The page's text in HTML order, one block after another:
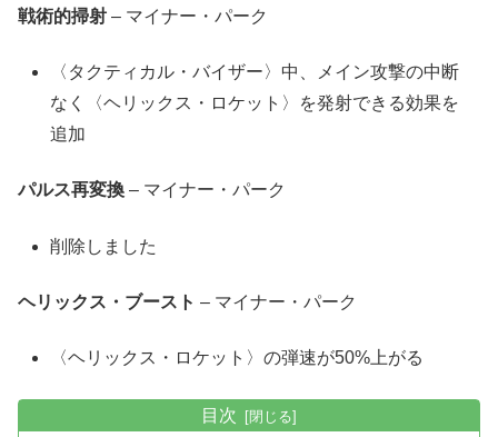
戦術的掃射 – マイナー・パーク
〈タクティカル・バイザー〉中、メイン攻撃の中断
なく〈ヘリックス・ロケット〉を発射できる効果を
追加
パルス再変換 – マイナー・パーク
削除しました
ヘリックス・ブースト – マイナー・パーク
〈ヘリックス・ロケット〉の弾速が50%上がる
目次